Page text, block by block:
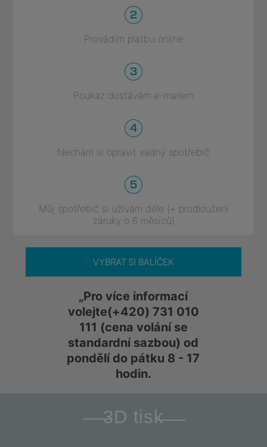
Provádím platbu online
Poukaz dostávám e-mailem
Nechám si opravit vadný spotřebič
Můj spotřebič si užívám déle (+ prodloužení
záruky o 6 měsíců)
VYBRAT SI BALÍČEK
„Pro více informací
volejte(+420) 731 010
111 (cena volání se
standardní sazbou) od
pondělí do pátku 8 - 17
hodin.
3D tisk